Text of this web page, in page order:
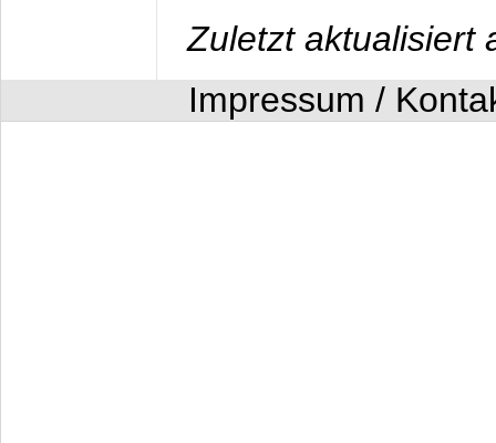
Zuletzt aktualisiert
Impressum /